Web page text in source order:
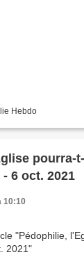
Hebdo
pourra-
- 6 oct. 2021
10:10